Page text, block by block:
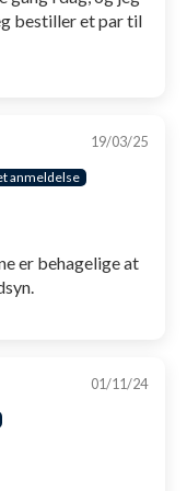
skabes kondens
forårsager
stramme dem
også anti-slip på
, så du undgår
og du dermed
microfiber-
svømmebrillerne i
bestiller et par til
19/03/25
er behagelige at
01/11/24